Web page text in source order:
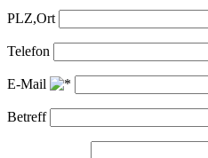
PLZ,Ort
Telefon
E-Mail
Betreff